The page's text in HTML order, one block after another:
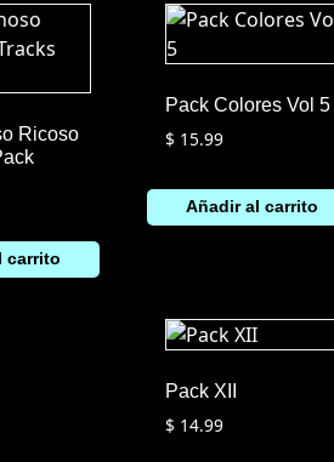
Ricoso
carrito
Pack Colores Vol 5
$ 15.99
Añadir al carrito
Pack XII
$ 14.99